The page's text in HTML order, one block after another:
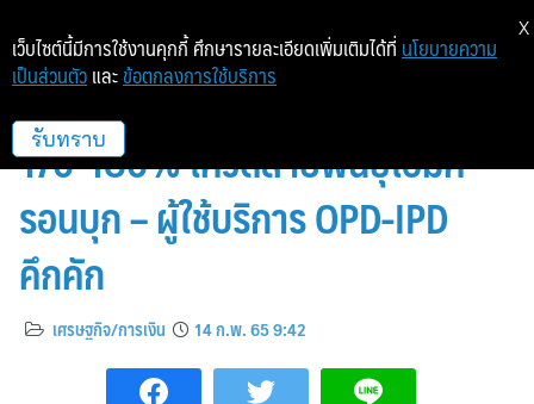
EKH ตีปีก! อัตราครองเตียงพุ่งแตะ
170-180% โควิดสายพันธุ์โอมิค
รอนบุก – ผู้ใช้บริการ OPD-IPD
คึกคัก
เศรษฐกิจ/การเงิน 14 ก.พ. 65 9:42
เว็บไซต์นี้มีการใช้งานคุกกี้ ศึกษารายละเอียดเพิ่มเติมได้ที่ นโยบายความ
เป็นส่วนตัว และ ข้อตกลงการใช้บริการ
รับทราบ
X